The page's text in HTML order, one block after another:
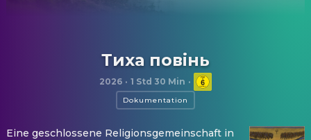
Тиха повінь
2026 · 1 Std 30 Min ·
Dokumentation
Eine geschlossene Religionsgemeinschaft in